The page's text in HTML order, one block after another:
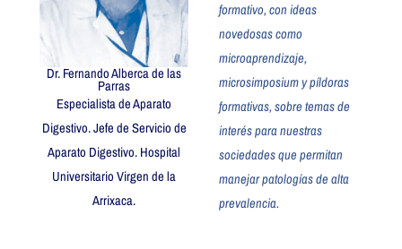
formativo, con ideas
novedosas como
microaprendizaje,
microsimposium y píldoras
formativas, sobre temas de
interés para nuestras
sociedades que permitan
manejar patologías de alta
prevalencia.
Dr. Fernando Alberca de las
Parras
Especialista de Aparato
Digestivo. Jefe de Servicio de
Aparato Digestivo. Hospital
Universitario Virgen de la
Arrixaca.